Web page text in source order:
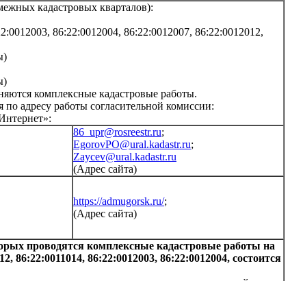
кадастровых кварталов):
86:22:0012004, 86:22:0012007, 86:22:0012012,
комплексные кадастровые работы.
адресу работы согласительной комиссии:
86_upr@rosreestr.ru;
EgorovPO@ural.kadastr.ru;
Zaycev@ural.kadastr.ru
(Адрес сайта)
https://admugorsk.ru/;
(Адрес сайта)
проводятся комплексные кадастровые работы на
86:22:0011014, 86:22:0012003, 86:22:0012004, состоится